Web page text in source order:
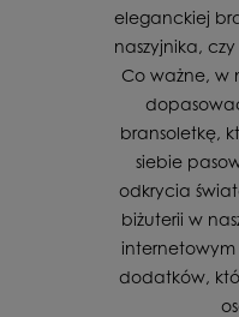
eleganckiej
naszyjnika,
Co ważne, w
bransoletkę,
siebie
odkrycia
biżuterii w
dodatków,